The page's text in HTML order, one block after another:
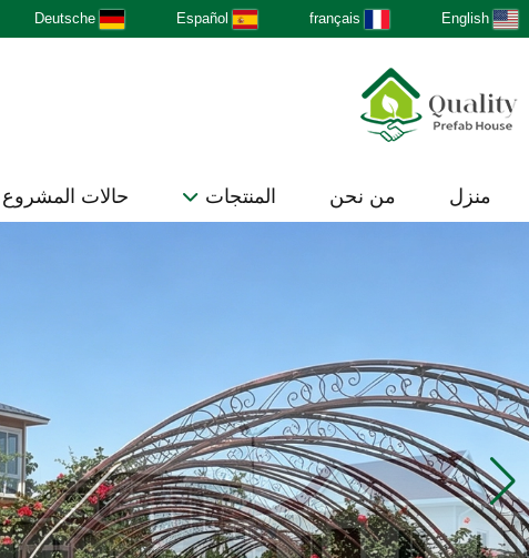
English
français
Español
Deutsche
منزل من نحن المنتجات حالات المشروع